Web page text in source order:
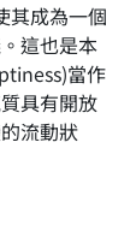
成為一個
這也是本
當作
具有開放
流動狀